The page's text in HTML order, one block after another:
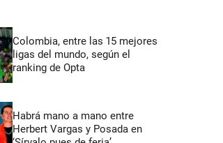
Colombia, entre las 15 mejores
ligas del mundo, según el
ranking de Opta
Habrá mano a mano entre
Herbert Vargas y Posada en